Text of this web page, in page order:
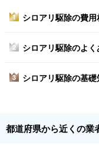
1 シロアリ駆除の費
2 シロアリ駆除のよ
3 シロアリ駆除の基礎
都道府県から近くの業